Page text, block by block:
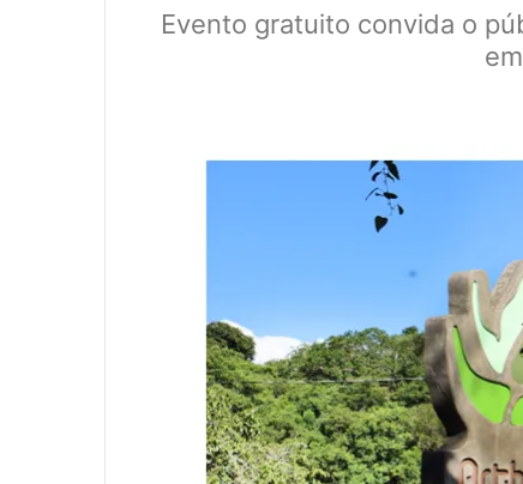
Evento gratuito convida o